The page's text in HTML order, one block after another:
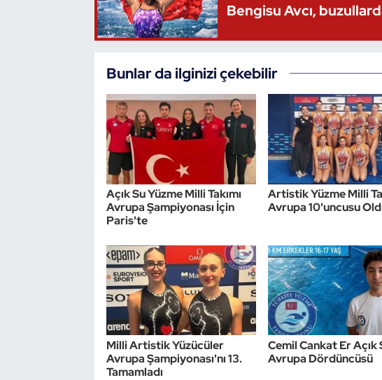
Bengisu Avcı,
Bunlar da ilginizi çekebilir
Açık Su Yüzme Milli Takımı
Avrupa Şampiyonası İçin
Paris'te
Artistik Yüzme Milli
Avrupa 10'uncusu
Milli Artistik Yüzücüler
Avrupa Şampiyonası'nı 13.
Tamamladı
Cemil Cankat Er Açık
Avrupa Dördüncüsü
Sualtı Sporları
Vücut Geliştirme Fitness